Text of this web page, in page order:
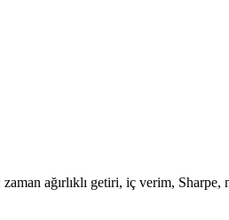
ağırlıklı getiri, iç verim,